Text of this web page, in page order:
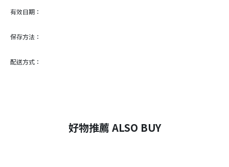
有效日期：
保存方法：
配送方式：
好物推薦 ALSO BUY